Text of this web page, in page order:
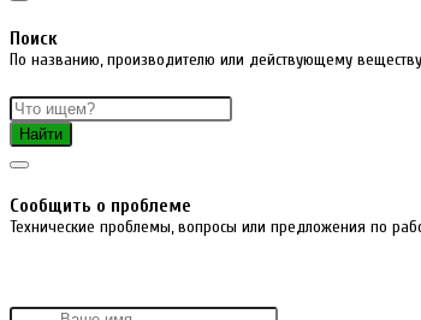
Поиск
По названию, производителю или действующему веществу
Найти
Cообщить о проблеме
Технические проблемы, вопросы или предложения по